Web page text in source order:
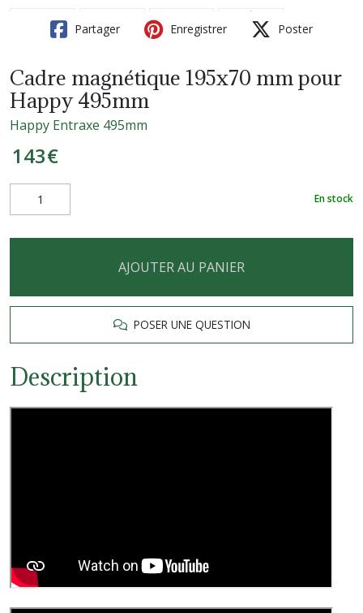
Partager Enregistrer Poster
Cadre magnétique 195x70 mm pour
Happy 495mm
Happy Entraxe 495mm
143€
En stock
AJOUTER AU PANIER
POSER UNE QUESTION
Description